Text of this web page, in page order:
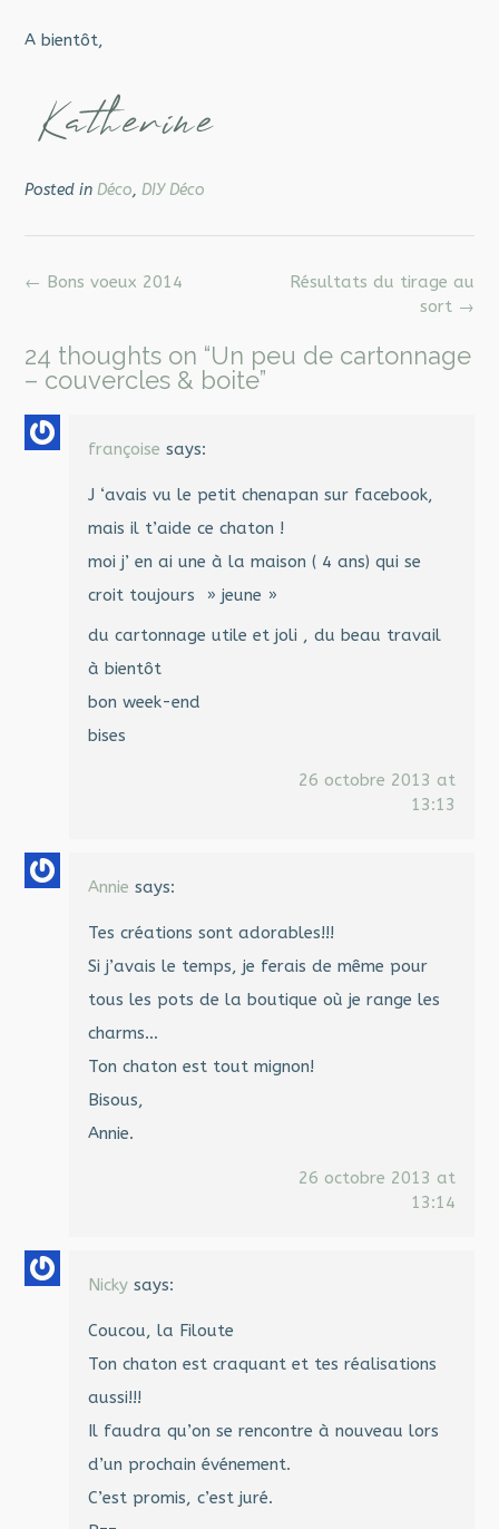
A bientôt,
Posted in Déco, DIY Déco
Post
Résultats du tirage au
sort →
← Bons voeux 2014
24 thoughts on “Un peu de cartonnage
– couvercles & boite”
françoise says:
J ‘avais vu le petit chenapan sur facebook,
mais il t’aide ce chaton !
moi j’ en ai une à la maison ( 4 ans) qui se
croit toujours » jeune »
du cartonnage utile et joli , du beau travail
à bientôt
bon week-end
bises
26 octobre 2013 at
13:13
Annie says:
Tes créations sont adorables!!!
Si j’avais le temps, je ferais de même pour
tous les pots de la boutique où je range les
charms…
Ton chaton est tout mignon!
Bisous,
Annie.
26 octobre 2013 at
13:14
Nicky says:
Coucou, la Filoute
Ton chaton est craquant et tes réalisations
aussi!!!
Il faudra qu’on se rencontre à nouveau lors
d’un prochain événement.
C’est promis, c’est juré.